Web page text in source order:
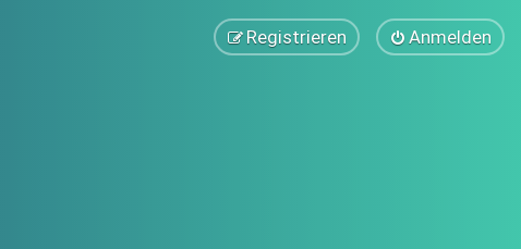
Anmelden
Registrieren